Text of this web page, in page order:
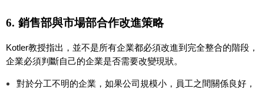
6. 銷售部與市場部合作改進策略
Kotler教授指出，並不是所有企業都必須改進到完全整合的階段，
企業必須判斷自己的企業是否需要改變現狀。
對於分工不明的企業，如果公司規模小，員工之間關係良好，